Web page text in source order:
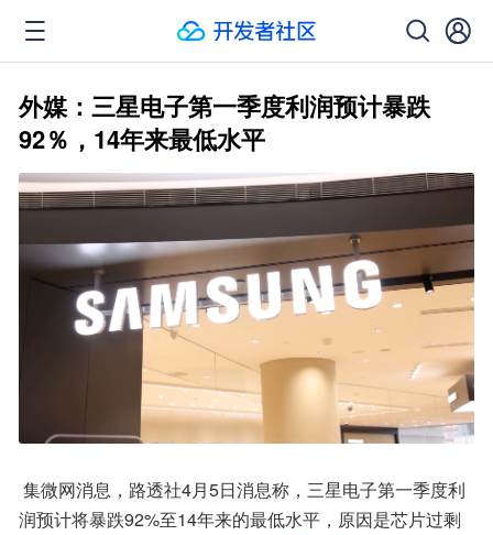
外媒：三星电子第一季度利润预计暴跌
92％，14年来最低水平
润预计将暴跌92%至14年来的最低水平，原因是芯片过剩